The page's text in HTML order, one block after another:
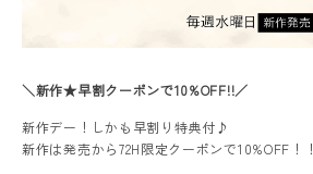
レディーストップス
＼新作★早割クーポンで10%OFF!!／
新作デー！しかも早割り特典付♪
新作は発売から72H限定クーポンで10%OFF！！